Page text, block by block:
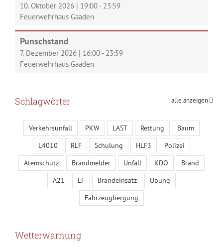
10. Oktober 2026 | 19:00 - 23:59
Feuerwehrhaus Gaaden
Punschstand
7. Dezember 2026 | 16:00 - 23:59
Feuerwehrhaus Gaaden
alle anzeigen
Schlagwörter
Verkehrsunfall PKW LAST Rettung
Baum
L4010
RLF Schulung HLF3
Polizei
Atemschutz
Brandmelder Unfall KDO
Brand
A21
LF Brandeinsatz
Übung
Fahrzeugbergung
Wetterwarnung